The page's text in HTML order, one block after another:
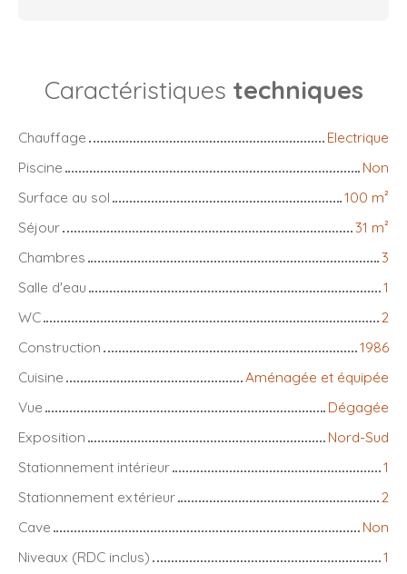
Caractéristiques techniques
Chauffage
Electrique
Piscine
Non
Surface au sol
100 m²
Séjour
31 m²
Chambres
3
Salle d'eau
1
WC
2
Construction
1986
Cuisine
Aménagée et équipée
Vue
Dégagée
Exposition
Nord-Sud
Stationnement intérieur
1
Stationnement extérieur
2
Cave
Non
Niveaux (RDC inclus)
1